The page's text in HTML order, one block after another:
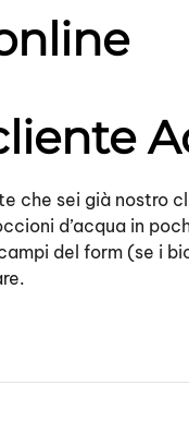
che sei già nostro
d’acqua in
del form (se i